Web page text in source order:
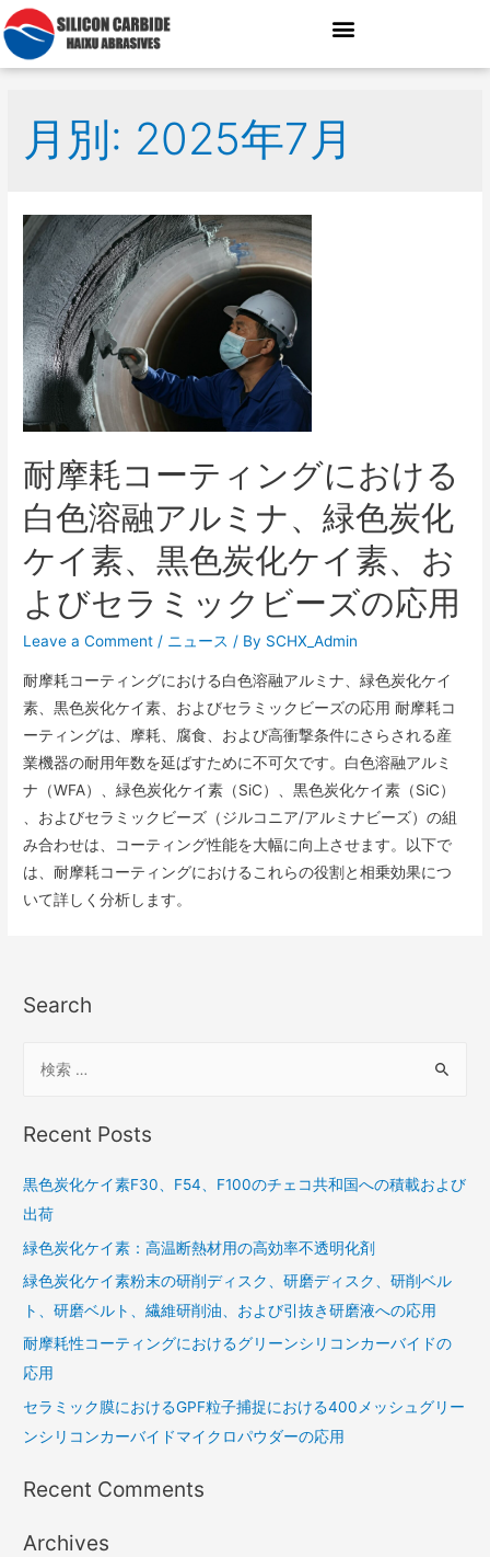
月別: 2025年7月
耐摩耗コーティングにおける
白色溶融アルミナ、緑色炭化
ケイ素、黒色炭化ケイ素、お
よびセラミックビーズの応用
Leave a Comment / ニュース / By SCHX_Admin
耐摩耗コーティングにおける白色溶融アルミナ、緑色炭化ケイ
素、黒色炭化ケイ素、およびセラミックビーズの応用​​ 耐摩耗コ
ーティングは、摩耗、腐食、および高衝撃条件にさらされる産
業機器の耐用年数を延ばすために不可欠です。白色溶融アルミ
ナ（WFA）​​、緑色炭化ケイ素（SiC）​​、黒色炭化ケイ素（SiC）​​
、およびセラミックビーズ（ジルコニア/アルミナビーズ）​​の組
み合わせは、コーティング性能を大幅に向上させます。以下で
は、耐摩耗コーティングにおけるこれらの役割と相乗効果につ
いて詳しく分析します。
Search
Recent Posts
黒色炭化ケイ素F30、F54、F100のチェコ共和国への積載および
出荷
緑色炭化ケイ素：高温断熱材用の高効率不透明化剤
緑色炭化ケイ素粉末の研削ディスク、研磨ディスク、研削ベル
ト、研磨ベルト、繊維研削油、および引抜き研磨液への応用
耐摩耗性コーティングにおけるグリーンシリコンカーバイドの
応用
セラミック膜におけるGPF粒子捕捉における400メッシュグリー
ンシリコンカーバイドマイクロパウダーの応用
Recent Comments
Archives